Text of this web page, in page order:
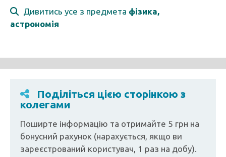
Дивитись усе з предмета фізика,
астрономія
Поділіться цією сторінкою з
колегами
Поширте інформацію та отримайте 5 грн на
бонусний рахунок (нарахується, якщо ви
зареєстрований користувач, 1 раз на добу).